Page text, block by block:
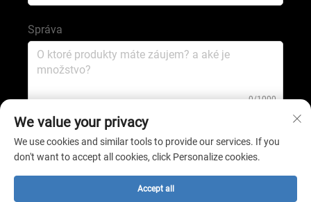
Správa
0/1000
ODOSLAŤ
Všetky práva vyhradené © 2025 spoločnosťou
We value your privacy
We use cookies and similar tools to provide our services. If you
don't want to accept all cookies, click Personalize cookies.
Accept all